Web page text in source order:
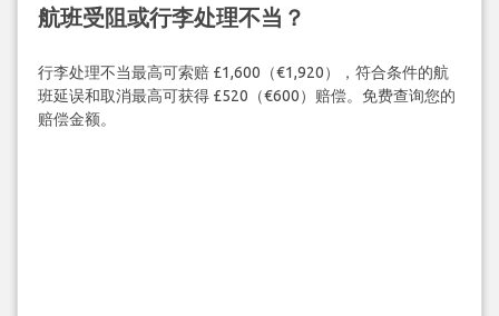
航班受阻或行李处理不当？
行李处理不当最高可索赔 £1,600（€1,920），符合条件的航
班延误和取消最高可获得 £520（€600）赔偿。免费查询您的
赔偿金额。